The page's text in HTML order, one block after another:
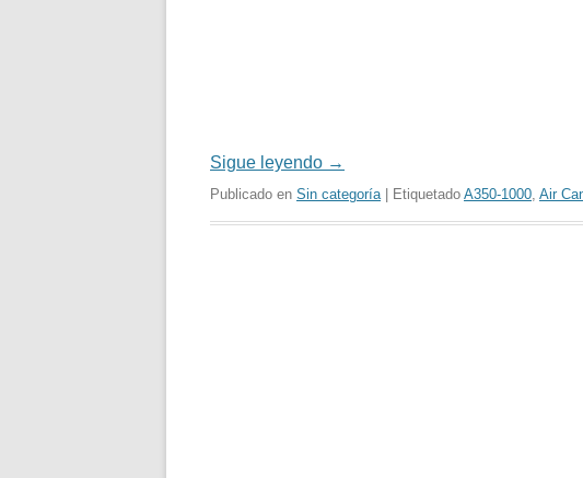
Sigue leyendo →
Publicado en Sin categoría| Etiquetado A350-1000, Air